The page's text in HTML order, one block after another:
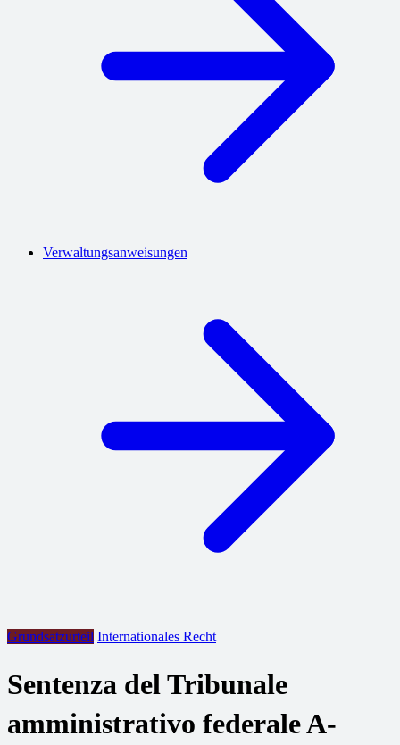
Verwaltungsanweisungen
Grundsatzurteil Internationales Recht
Sentenza del Tribunale
amministrativo federale A-